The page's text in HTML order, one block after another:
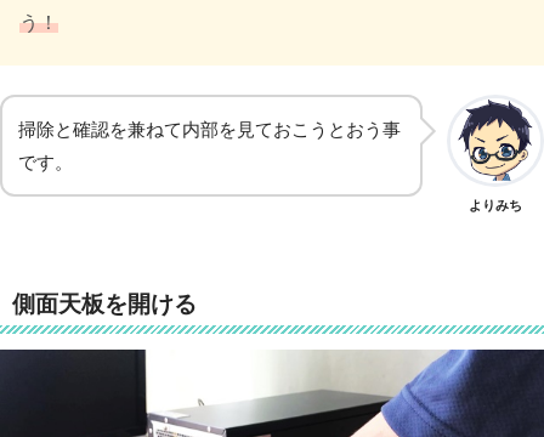
う！
掃除と確認を兼ねて内部を見ておこうとおう事
です。
よりみち
側面天板を開ける